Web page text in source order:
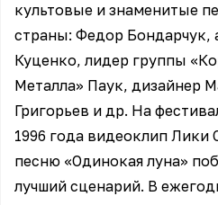
культовые и знаменитые
страны: Федор Бондарчук,
Куценко, лидер группы
Металла» Паук, дизайнер
Григорьев и др. На
1996 года видеоклип Лики
песню «Одинокая луна»
лучший сценарий. В